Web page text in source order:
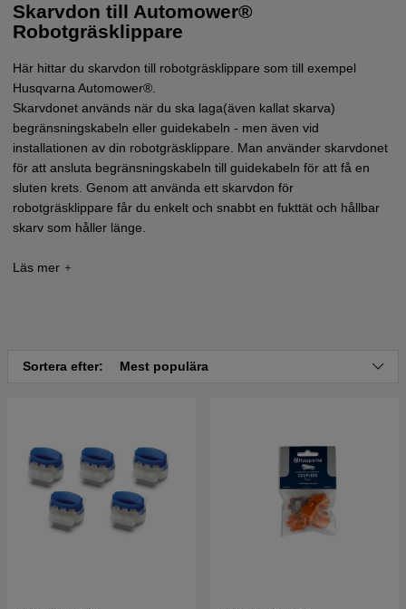
Skarvdon till Automower®
Robotgräsklippare
Här hittar du skarvdon till robotgräsklippare som till exempel
Husqvarna Automower®
Skarvdonet används när du ska laga(även kallat skarva)
begränsningskabeln eller guidekabeln - men även vid
installationen av din robotgräsklippare. Man använder skarvdonet
för att ansluta begränsningskabeln till guidekabeln för att få en
sluten krets. Genom att använda ett skarvdon för
robotgräsklippare får du enkelt och snabbt en fukttät och hållbar
skarv som håller länge.
Fördelen med de skarvdon för robotgräsklippare som vi erbjuder
Skarvdonets metallstift tränger igenom kabelns isolering och gör
vanligtvis gör när man skarvar ihop ett kabelbrott till exempel.
Sortera efter: Mest populära